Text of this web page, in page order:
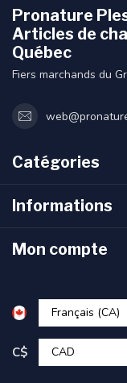
Pronature
Articles de
Québec
Fiers marchands du
Catégories
Informations
Mon compte
C$